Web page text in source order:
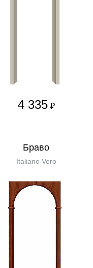
4 335 ₽
Бравo
Italiano Vero